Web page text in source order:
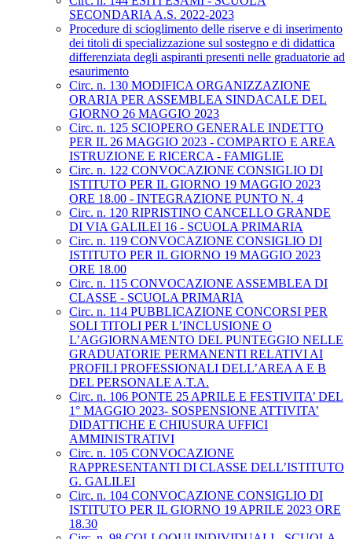
SECONDARIA A.S. 2022-2023
Procedure di scioglimento delle riserve e di inserimento
dei titoli di specializzazione sul sostegno e di didattica
differenziata degli aspiranti presenti nelle graduatorie ad
esaurimento
Circ. n. 130 MODIFICA ORGANIZZAZIONE
ORARIA PER ASSEMBLEA SINDACALE DEL
GIORNO 26 MAGGIO 2023
Circ. n. 125 SCIOPERO GENERALE INDETTO
PER IL 26 MAGGIO 2023 - COMPARTO E AREA
ISTRUZIONE E RICERCA - FAMIGLIE
Circ. n. 122 CONVOCAZIONE CONSIGLIO DI
ISTITUTO PER IL GIORNO 19 MAGGIO 2023
ORE 18.00 - INTEGRAZIONE PUNTO N. 4
Circ. n. 120 RIPRISTINO CANCELLO GRANDE
DI VIA GALILEI 16 - SCUOLA PRIMARIA
Circ. n. 119 CONVOCAZIONE CONSIGLIO DI
ISTITUTO PER IL GIORNO 19 MAGGIO 2023
ORE 18.00
Circ. n. 115 CONVOCAZIONE ASSEMBLEA DI
CLASSE - SCUOLA PRIMARIA
Circ. n. 114 PUBBLICAZIONE CONCORSI PER
SOLI TITOLI PER L’INCLUSIONE O
L’AGGIORNAMENTO DEL PUNTEGGIO NELLE
GRADUATORIE PERMANENTI RELATIVI AI
PROFILI PROFESSIONALI DELL’AREA A E B
DEL PERSONALE A.T.A.
Circ. n. 106 PONTE 25 APRILE E FESTIVITA’ DEL
1° MAGGIO 2023- SOSPENSIONE ATTIVITA’
DIDATTICHE E CHIUSURA UFFICI
AMMINISTRATIVI
Circ. n. 105 CONVOCAZIONE
RAPPRESENTANTI DI CLASSE DELL’ISTITUTO
G. GALILEI
Circ. n. 104 CONVOCAZIONE CONSIGLIO DI
ISTITUTO PER IL GIORNO 19 APRILE 2023 ORE
18.30